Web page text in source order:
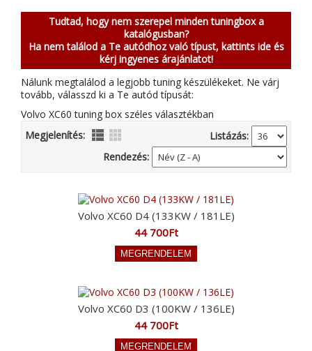
Tudtad, hogy nem szerepel minden tuningbox a
katalógusban?
Ha nem találod a Te autódhoz való típust, kattints ide és
kérj ingyenes árajánlatot!
Nálunk megtalálod a legjobb tuning készülékeket. Ne várj
tovább, válasszd ki a Te autód típusát:
Volvo XC60 tuning box széles választékban
Megjelenítés:
Listázás:
Rendezés:
Volvo XC60 D4 (133KW / 181LE)
44 700Ft
Volvo XC60 D3 (100KW / 136LE)
44 700Ft